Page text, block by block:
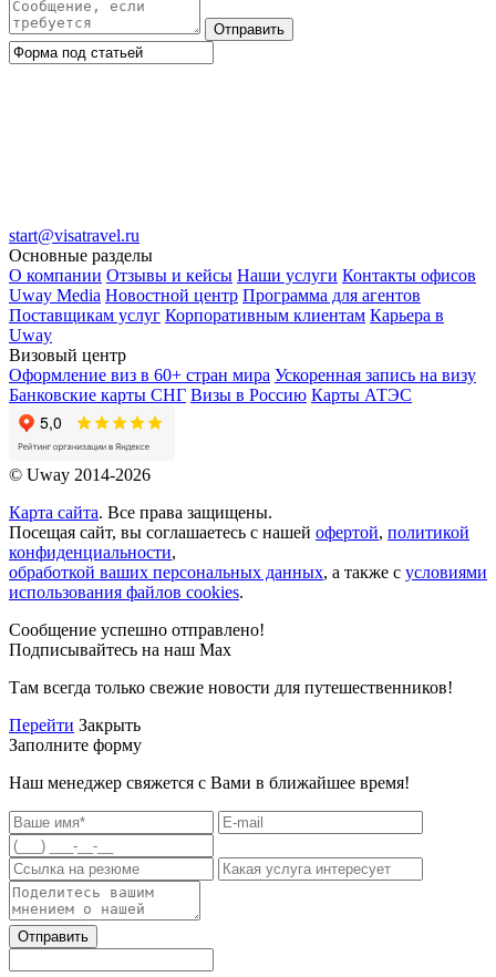
Отправить
start@visatravel.ru
Основные разделы
О компании Отзывы и кейсы Наши услуги Контакты офисов
Uway Media Новостной центр Программа для агентов
Поставщикам услуг Корпоративным клиентам Карьера в
Uway
Визовый центр
Оформление виз в 60+ стран мира Ускоренная запись на визу
Банковские карты СНГ Визы в Россию Карты АТЭС
© Uway 2014-2026
Карта сайта. Все права защищены.
Посещая сайт, вы соглашаетесь с нашей офертой, политикой
конфиденциальности,
обработкой ваших персональных данных, а также с условиями
использования файлов cookies.
Сообщение успешно отправлено!
Подписывайтесь на наш Max
Там всегда только свежие новости для путешественников!
Перейти Закрыть
Заполните форму
Наш менеджер свяжется с Вами в ближайшее время!
Отправить